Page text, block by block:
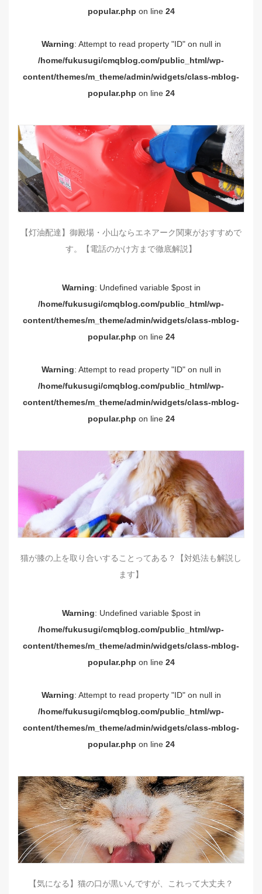
popular.php on line 24
Warning: Attempt to read property "ID" on null in
/home/fukusugi/cmqblog.com/public_html/wp-
content/themes/m_theme/admin/widgets/class-mblog-
popular.php on line 24
【灯油配達】御殿場・小山ならエネアーク関東がおすすめで
す。【電話のかけ方まで徹底解説】
Warning: Undefined variable $post in
/home/fukusugi/cmqblog.com/public_html/wp-
content/themes/m_theme/admin/widgets/class-mblog-
popular.php on line 24
Warning: Attempt to read property "ID" on null in
/home/fukusugi/cmqblog.com/public_html/wp-
content/themes/m_theme/admin/widgets/class-mblog-
popular.php on line 24
猫が膝の上を取り合いすることってある？【対処法も解説し
ます】
Warning: Undefined variable $post in
/home/fukusugi/cmqblog.com/public_html/wp-
content/themes/m_theme/admin/widgets/class-mblog-
popular.php on line 24
Warning: Attempt to read property "ID" on null in
/home/fukusugi/cmqblog.com/public_html/wp-
content/themes/m_theme/admin/widgets/class-mblog-
popular.php on line 24
【気になる】猫の口が黒いんですが、これって大丈夫？